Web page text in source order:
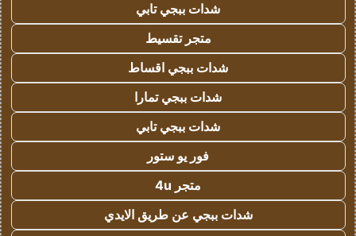
شدات ببجي تابي
متجر تقسيط
شدات ببجي اقساط
شدات ببجي تمارا
شدات ببجي تابي
فور يو ستور
متجر 4u
شدات ببجي عن طريق الايدي